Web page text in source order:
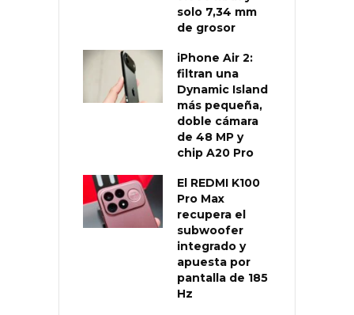
solo 7,34 mm
de grosor
iPhone Air 2:
filtran una
Dynamic Island
más pequeña,
doble cámara
de 48 MP y
chip A20 Pro
El REDMI K100
Pro Max
recupera el
subwoofer
integrado y
apuesta por
pantalla de 185
Hz